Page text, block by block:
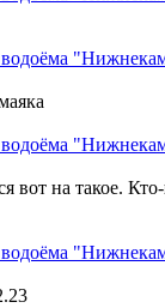
вот на такое.